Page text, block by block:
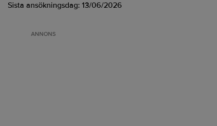
Sista ansökningsdag: 13/06/2026
ANNONS